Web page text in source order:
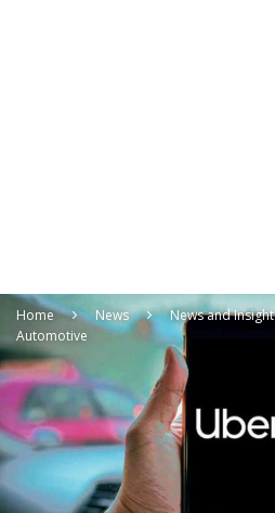
Home News News and Insight
Automotive